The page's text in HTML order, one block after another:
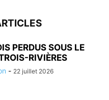
PERDUS SOUS LE
RIVIÈRES
- 22 juillet 2026